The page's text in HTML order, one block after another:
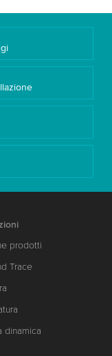
prodotti
Trace
dinamica